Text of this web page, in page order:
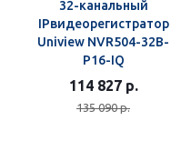
32-канальный
IPвидеорегистратор
Uniview NVR504-32B-
P16-IQ
114 827р.
135 090р.